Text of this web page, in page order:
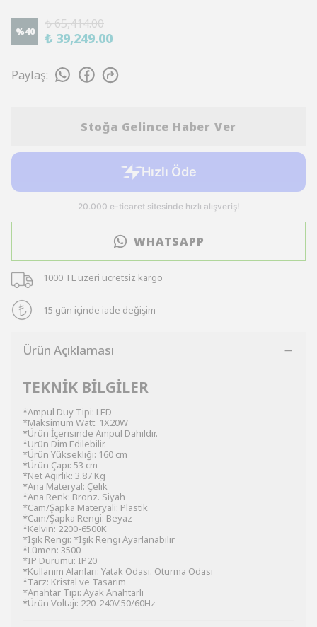
%40
₺ 65,414.00
₺ 39,249.00
Paylaş:
Stoğa Gelince Haber Ver
WHATSAPP
1000 TL üzeri ücretsiz kargo
15 gün içinde iade değişim
Ürün Açıklaması
TEKNİK BİLGİLER
*Ampul Duy Tipi: LED
*Maksimum Watt: 1X20W
*Ürün İçerisinde Ampul Dahildir.
*Ürün Dim Edilebilir.
*Ürün Yüksekliği: 160 cm
*Ürün Çapı: 53 cm
*Net Ağırlık: 3.87 Kg
*Ana Materyal: Çelik
*Ana Renk: Bronz. Siyah
*Cam/Şapka Materyali: Plastik
*Cam/Şapka Rengi: Beyaz
*Kelvın: 2200-6500K
*Işık Rengi: *Işık Rengi Ayarlanabilir
*Lümen: 3500
*IP Durumu: IP20
*Kullanım Alanları: Yatak Odası. Oturma Odası
*Tarz: Kristal ve Tasarım
*Anahtar Tipi: Ayak Anahtarlı
*Ürün Voltajı: 220-240V.50/60Hz